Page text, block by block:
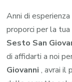
Anni di
proporci per la tua
Sesto San
di affidarti a noi
Giovanni, avrai il